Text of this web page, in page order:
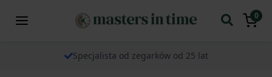
0
Specjalista od zegarków od 25 lat